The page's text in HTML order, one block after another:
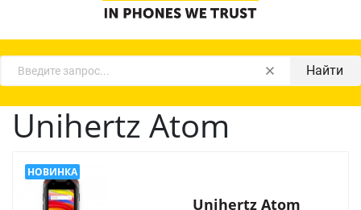
Найти
Unihertz Atom
Unihertz Atom